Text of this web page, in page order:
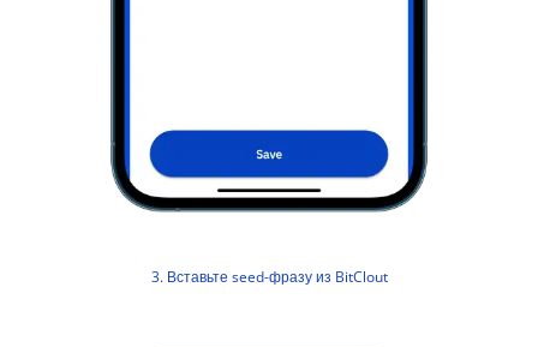
3. Вставьте seed-фразу из BitClout